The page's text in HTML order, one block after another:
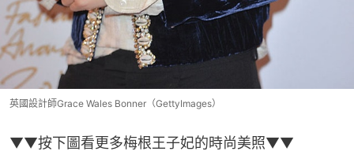
英國設計師Grace Wales Bonner（GettyImages）
▼▼按下圖看更多梅根王子妃的時尚美照▼▼